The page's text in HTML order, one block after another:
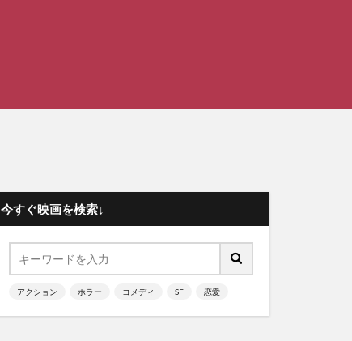
今すぐ映画を検索↓
アクション ホラー コメディ SF 恋愛